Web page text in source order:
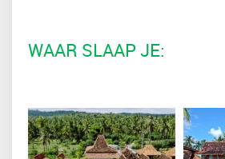
WAAR SLAAP JE: